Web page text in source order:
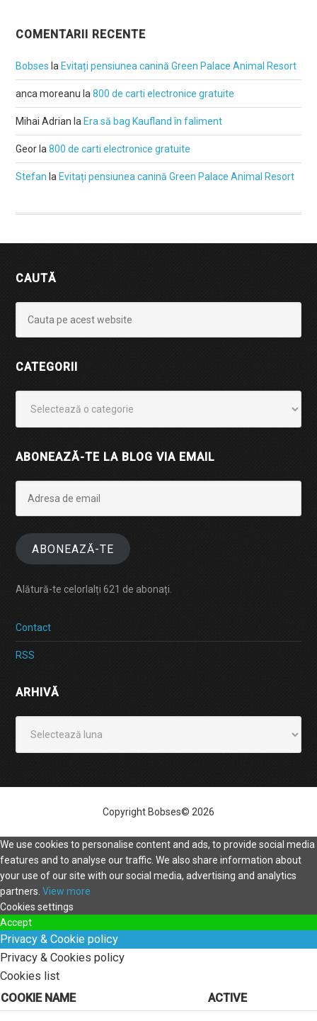
COMENTARII RECENTE
Bobses la Evitați pensiunea canină Green Palace Animal Resort
anca moreanu la800 de carti electronice gratuite
Mihai Adrian la Era să bag Kaufland în faliment
Geor la800 de carti electronice gratuite
Stefan la Evitați pensiunea canină Green Palace Animal Resort
CAUTĂ
CATEGORII
ABONEAZĂ-TE LA BLOG VIA EMAIL
email
ABONEAZĂ-TE
Alătură-te celorlalți 621 de abonați.
Contact
RSS
ARHIVĂ
Copyright Bobses© 2026
We use cookies to personalise content and ads, to provide social media
features and to analyse our traffic. We also share information about
your use of our site with our social media, advertising and analytics
partners. View more
Cookies settings
Accept
Privacy & Cookie policy
Privacy & Cookies policy
Cookies list
COOKIE NAME
ACTIVE